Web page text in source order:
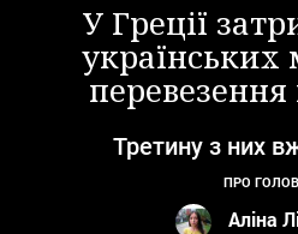
У Греції
українських
перевезення
Третину з них
ПРО
Аліна